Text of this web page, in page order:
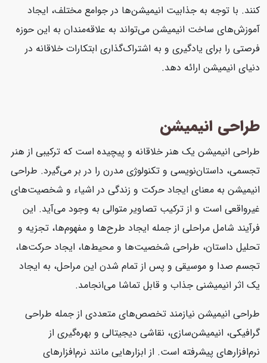
کنند. با توجه به جذابیت انیمیشن‌ها در جوامع مختلف، ایجاد
آموزش‌های ساخت انیمیشن می‌تواند به علاقه‌مندان به این حوزه
فرصتی را برای یادگیری و به اشتراک‌گذاری ابتکارات خلاقانه در
دنیای انیمیشن ارائه دهد.
طراحی انیمیشن
طراحی انیمیشن یک هنر خلاقانه و پیچیده است که ترکیبی از هنر
تجسمی، داستان‌نویسی و تکنولوژی مدرن را در بر می‌گیرد. طراحی
انیمیشن به معنای ایجاد حرکت و زندگی در اشیاء و شخصیت‌های
غیرواقعی است و از ترکیب تصاویر متوالی به وجود می‌آید. این
فرآیند شامل مراحلی از جمله ایجاد طرح‌ها و مفهوم‌ها، تجزیه و
تحلیل داستان، طراحی شخصیت‌ها و محیط‌ها، ایجاد حرکت‌ها،
تجسم صدا و موسیقی و پس از تمام شدن این مراحل، به ایجاد
یک اثر انیمیشنی جذاب و قابل تماشا می‌انجامد.
طراحی انیمیشن نیازمند تخصص‌های متعددی از جمله طراحی
گرافیکی، انیمیشن‌سازی، نقاشی دیجیتالی و بهره‌گیری از
نرم‌افزارهای پیشرفته است. از ابزارهایی مانند نرم‌افزارهای